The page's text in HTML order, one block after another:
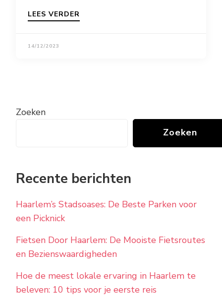
LEES VERDER
14/12/2023
Zoeken
Zoeken
Recente berichten
Haarlem’s Stadsoases: De Beste Parken voor
een Picknick
Fietsen Door Haarlem: De Mooiste Fietsroutes
en Bezienswaardigheden
Hoe de meest lokale ervaring in Haarlem te
beleven: 10 tips voor je eerste reis